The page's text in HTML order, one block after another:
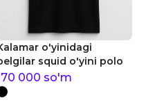
o'yinidagi
squid o'yini polo
000 so'm